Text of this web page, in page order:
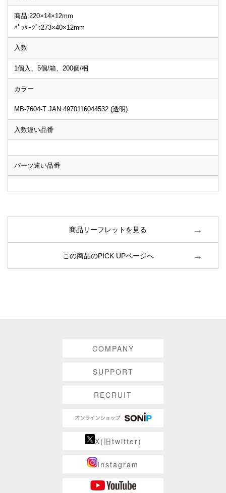
商品:220×14×12mm
ﾊﾟｯｹｰｼﾞ:273×40×12mm
入数
1個入、5個/箱、200個/梱
カラー
MB-7604-T JAN:4970116044532 (透明)
入数違い品番
パーツ違い品番
商品リーフレットを見る
この商品のPICK UPページへ
COMPANY
SUPPORT
RECRUIT
X(旧twitter)
Instagram